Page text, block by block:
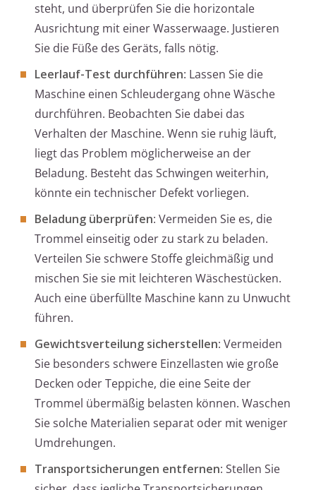
steht, und überprüfen Sie die horizontale
Ausrichtung mit einer Wasserwaage. Justieren
Sie die Füße des Geräts, falls nötig.
Leerlauf-Test durchführen: Lassen Sie die
Maschine einen Schleudergang ohne Wäsche
durchführen. Beobachten Sie dabei das
Verhalten der Maschine. Wenn sie ruhig läuft,
liegt das Problem möglicherweise an der
Beladung. Besteht das Schwingen weiterhin,
könnte ein technischer Defekt vorliegen.
Beladung überprüfen: Vermeiden Sie es, die
Trommel einseitig oder zu stark zu beladen.
Verteilen Sie schwere Stoffe gleichmäßig und
mischen Sie sie mit leichteren Wäschestücken.
Auch eine überfüllte Maschine kann zu Unwucht
führen.
Gewichtsverteilung sicherstellen: Vermeiden
Sie besonders schwere Einzellasten wie große
Decken oder Teppiche, die eine Seite der
Trommel übermäßig belasten können. Waschen
Sie solche Materialien separat oder mit weniger
Umdrehungen.
Transportsicherungen entfernen: Stellen Sie